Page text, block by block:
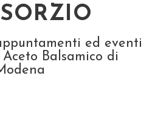
ed eventi
Aceto Balsamico di